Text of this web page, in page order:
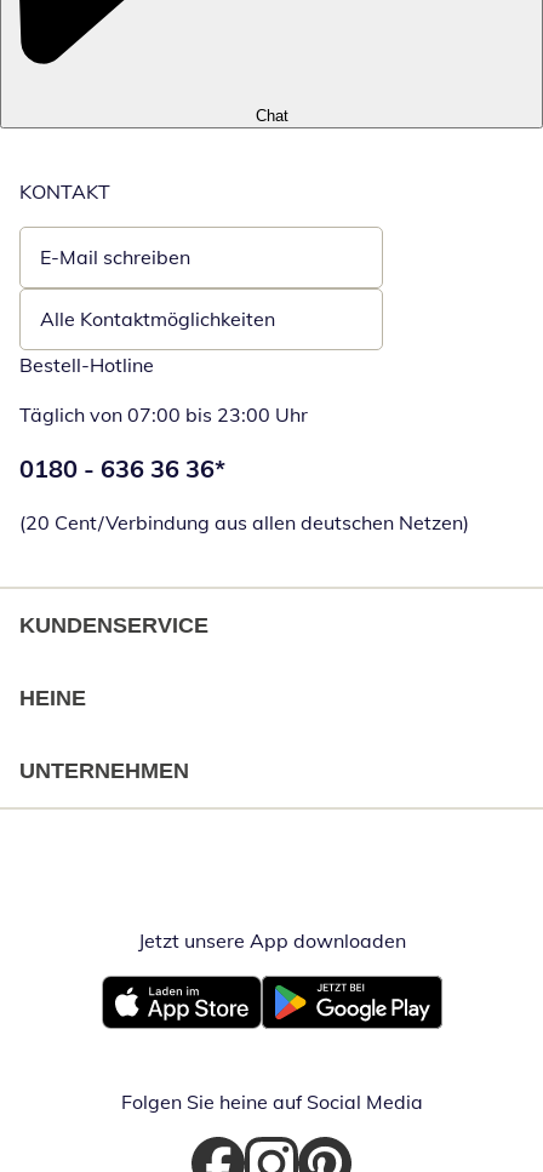
Chat
KONTAKT
E-Mail schreiben
Öffnet E-Mail-Client
Alle Kontaktmöglichkeiten
Bestell-Hotline
Täglich von 07:00 bis 23:00 Uhr
Telefonnummer:
0180 - 636 36 36*
(20 Cent/Verbindung aus allen deutschen Netzen)
KUNDENSERVICE
HEINE
UNTERNEHMEN
Jetzt unsere App downloadenÖffnet in
Öffnet in neuem FensterÖffnet in neuem Fenster
Folgen Sie heine auf Social Media